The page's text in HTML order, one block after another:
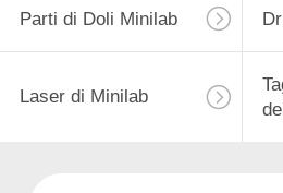
Parti di Doli Minilab
Laser di Minilab